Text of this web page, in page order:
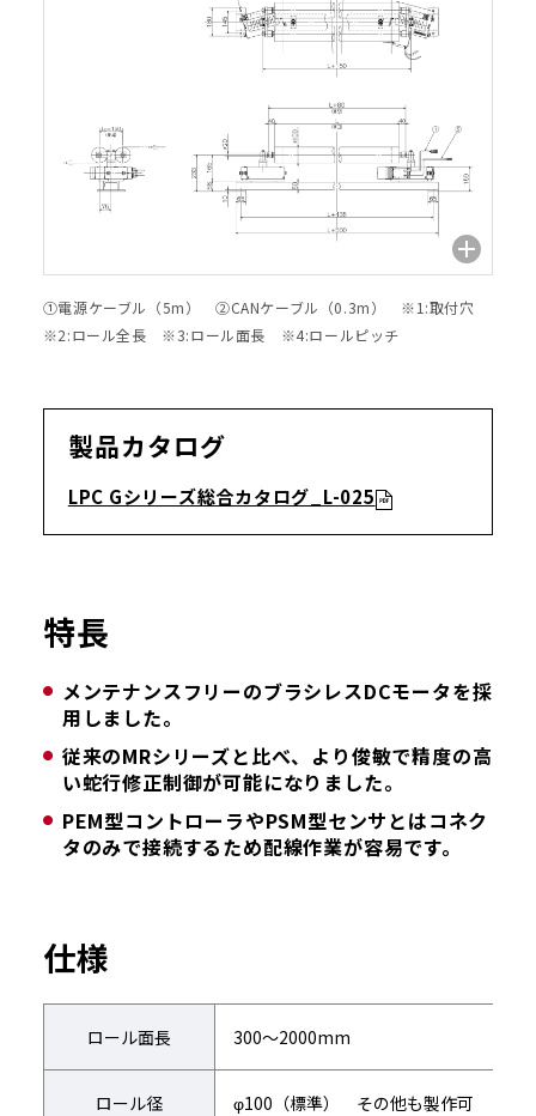
①電源ケーブル（5m） ②CANケーブル（0.3m） ※1:取付穴
※2:ロール全長 ※3:ロール面長 ※4:ロールピッチ
製品カタログ
LPC Gシリーズ総合カタログ_L-025
特長
メンテナンスフリーのブラシレスDCモータを採
用しました。
従来のMRシリーズと比べ、より俊敏で精度の高
い蛇行修正制御が可能になりました。
PEM型コントローラやPSM型センサとはコネク
タのみで接続するため配線作業が容易です。
仕様
ロール面長 300～2000mm
ロール径 φ100（標準） その他も製作可